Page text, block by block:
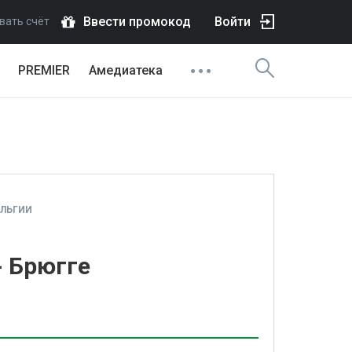
счёт Ввести промокод Войти
PREMIER Амедиатека
Брюгге